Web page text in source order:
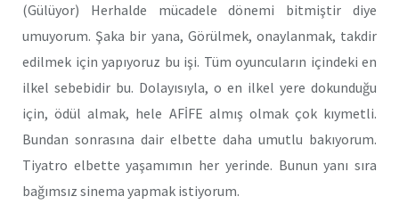
(Gülüyor) Herhalde mücadele dönemi bitmiştir diye
umuyorum. Şaka bir yana, Görülmek, onaylanmak, takdir
edilmek için yapıyoruz bu işi. Tüm oyuncuların içindeki en
ilkel sebebidir bu. Dolayısıyla, o en ilkel yere dokunduğu
için, ödül almak, hele AFİFE almış olmak çok kıymetli.
Bundan sonrasına dair elbette daha umutlu bakıyorum.
Tiyatro elbette yaşamımın her yerinde. Bunun yanı sıra
bağımsız sinema yapmak istiyorum.